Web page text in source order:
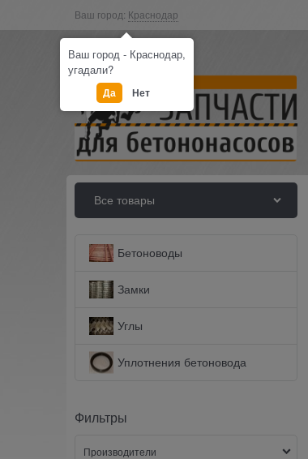
Ваш город: Краснодар
Все товары
Бетоноводы
Замки
Углы
Уплотнения бетоновода
Фильтры
Производители
Ваш город - Краснодар,
угадали?
Да Нет